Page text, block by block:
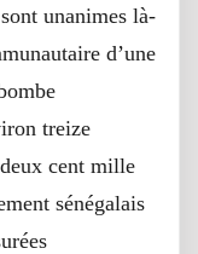
unanimes là-
d’une
treize
cent mille
sénégalais